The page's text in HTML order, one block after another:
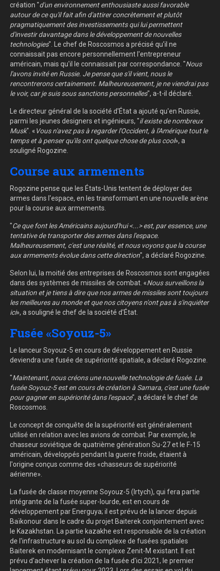
création "d'un environnement enthousiaste aussi favorable
autour de ce qu'il fait afin d'attirer concrètement et plutôt
pragmatiquement des investissements qui lui permettent
d'investir davantage dans le développement de nouvelles
technologies". Le chef de Roscosmos a précisé qu'il ne
connaissait pas encore personnellement l'entrepreneur
américain, mais qu'il le connaissait par correspondance. "Nous
l'avons invité en Russie. Je pense que s'il vient, nous le
rencontrerons certainement. Malheureusement, je ne viendrai pas
le voir, car je suis sous sanctions personnelles", a-t-il déclaré.
Le directeur général de la société d'État a ajouté qu'en Russie,
parmi les jeunes designers et ingénieurs, "il existe de nombreux
Musk". «Vous n'avez pas à regarder l'Occident, à l'Amérique tout le
temps et à penser qu'ils ont quelque chose de plus cool», a
souligné Rogozine.
Course aux armements
Rogozine pense que les États-Unis tentent de déployer des
armes dans l'espace, en les transformant en une nouvelle arène
pour la course aux armements.
"Ce que font les Américains aujourd'hui <...> est, par essence, une
tentative de transporter des armes dans l'espace.
Malheureusement, c'est une réalité, et nous voyons que la course
aux armements évolue dans cette direction", a déclaré Rogozine.
Selon lui, la moitié des entreprises de Roscosmos sont engagées
dans des systèmes de missiles de combat. «Nous surveillons la
situation et je tiens à dire que nos armes de missiles sont toujours
les meilleures au monde et que nos citoyens n'ont pas à s'inquiéter
ici», a souligné le chef de la société d'État.
Fusée «Soyouz-5»
Le lanceur Soyouz-5 en cours de développement en Russie
deviendra une fusée de supériorité spatiale, a déclaré Rogozine.
"Maintenant, nous créons une nouvelle technologie de fusée. La
fusée Soyouz-5 est en cours de création à Samara, c'est une fusée
pour gagner en supériorité dans l'espace", a déclaré le chef de
Roscosmos.
Le concept de conquête de la supériorité est généralement
utilisé en relation avec les avions de combat. Par exemple, le
chasseur soviétique de quatrième génération Su-27 et le F-15
américain, développés pendant la guerre froide, étaient à
l'origine conçus comme des «chasseurs de supériorité
aérienne».
La fusée de classe moyenne Soyouz-5 (Irtych), qui fera partie
intégrante de la fusée super-lourde, est en cours de
développement par Energuya; il est prévu de la lancer depuis
Baïkonour dans le cadre du projet Baiterek conjointement avec
le Kazakhstan. La partie kazakhe est responsable de la création
de l'infrastructure au sol du complexe de fusées spatiales
Baiterek en modernisant le complexe Zenit-M existant. Il est
prévu d'achever la création de la fusée d'ici 2021, le premier